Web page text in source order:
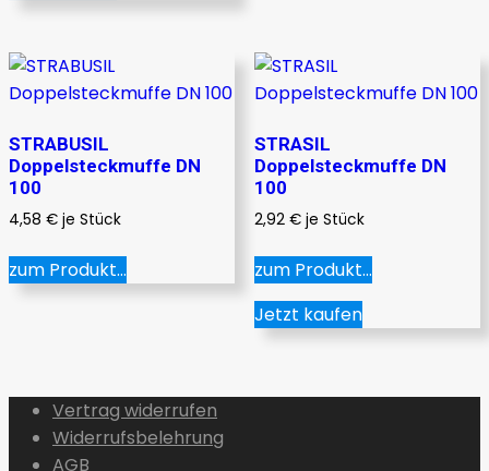
STRABUSIL
Doppelsteckmuffe DN
100
4,58 € je Stück
zum Produkt...
STRASIL
Doppelsteckmuffe DN
100
2,92 € je Stück
zum Produkt...
Jetzt kaufen
Vertrag widerrufen
Widerrufsbelehrung
AGB